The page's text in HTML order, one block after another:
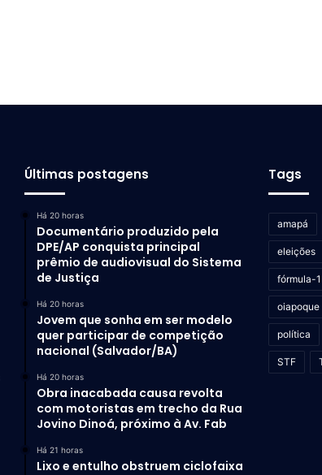
Últimas postagens
Há 20 horas
Documentário produzido pela
DPE/AP conquista principal
prêmio de audiovisual do Sistema
de Justiça
Há 20 horas
Jovem que sonha em ser modelo
quer participar de competição
nacional (Salvador/BA)
Há 20 horas
Obra inacabada causa revolta
com motoristas em trecho da Rua
Jovino Dinoá, próximo à Av. Fab
Há 21 horas
Lixo e entulho obstruem ciclofaixa
Tags
amapá
eleições
fórmula-1
oiapoque
política
STF